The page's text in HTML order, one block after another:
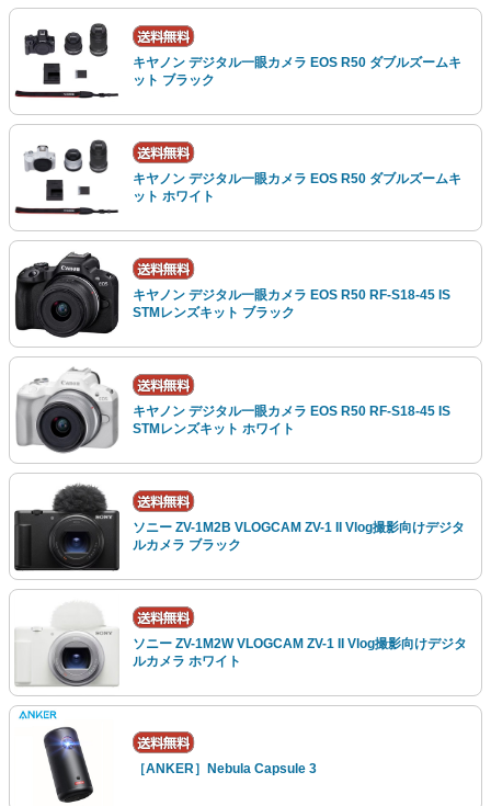
キヤノン デジタル一眼カメラ EOS R50 ダブルズームキ
ット ブラック
キヤノン デジタル一眼カメラ EOS R50 ダブルズームキ
ット ホワイト
キヤノン デジタル一眼カメラ EOS R50 RF-S18-45 IS
STMレンズキット ブラック
キヤノン デジタル一眼カメラ EOS R50 RF-S18-45 IS
STMレンズキット ホワイト
ソニー ZV-1M2B VLOGCAM ZV-1 II Vlog撮影向けデジタ
ルカメラ ブラック
ソニー ZV-1M2W VLOGCAM ZV-1 II Vlog撮影向けデジタ
ルカメラ ホワイト
［ANKER］Nebula Capsule 3